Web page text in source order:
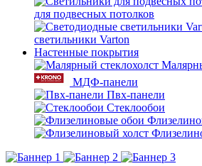
для подвесных потолков
светильники Varton
Настенные покрытия
МДФ-панели
Пвх-панели
Стеклообои